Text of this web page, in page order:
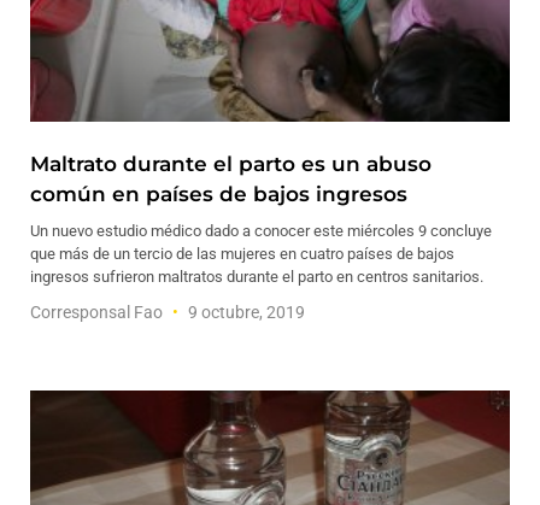
Maltrato durante el parto es un abuso
común en países de bajos ingresos
Un nuevo estudio médico dado a conocer este miércoles 9 concluye
que más de un tercio de las mujeres en cuatro países de bajos
ingresos sufrieron maltratos durante el parto en centros sanitarios.
Corresponsal Fao 9 octubre, 2019